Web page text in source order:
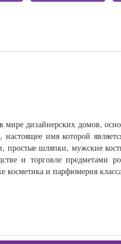
дизайнерских домов,
настоящее имя которой
простые шляпки, мужские
и торговле предметами
косметика и парфюмерия